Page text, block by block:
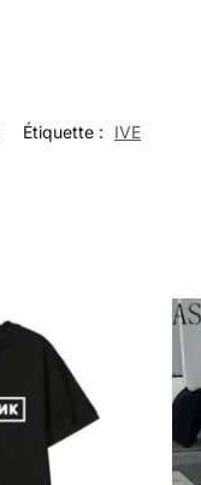
Étiquette : IVE